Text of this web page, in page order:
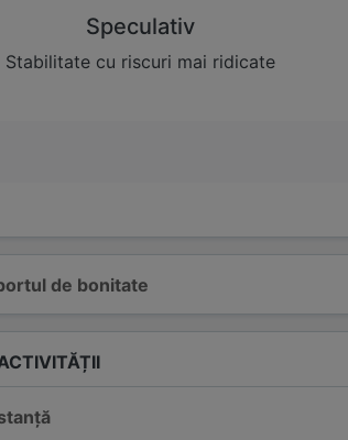
de bonitate
Speculativ
Stabilitate cu riscuri mai ridicate